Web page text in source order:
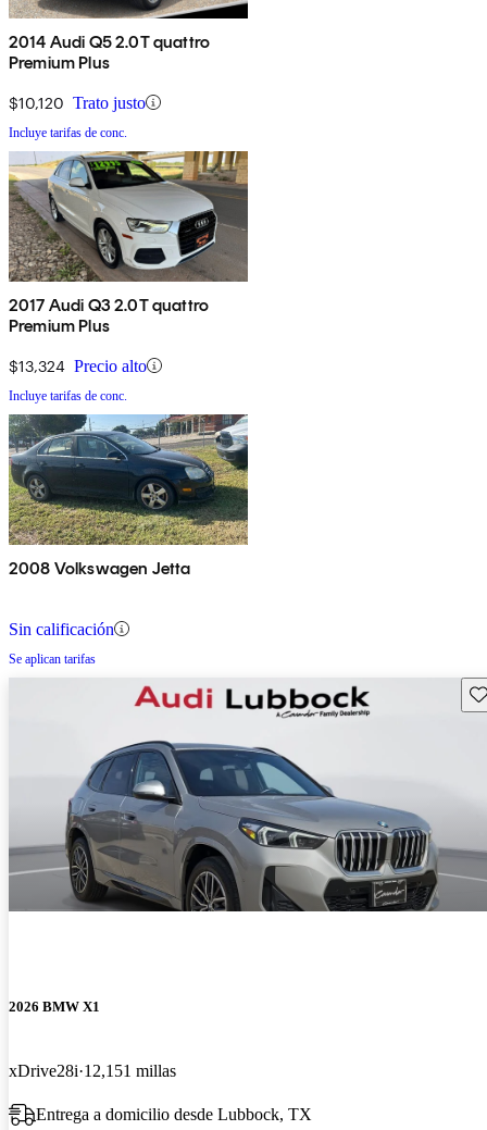
2014 Audi Q5 2.0T quattro
Premium Plus
$10,120 Trato justo
Incluye tarifas de conc.
2017 Audi Q3 2.0T quattro
Premium Plus
$13,324 Precio alto
Incluye tarifas de conc.
2008 Volkswagen Jetta
Sin calificación
Se aplican tarifas
2026 BMW X1
xDrive28i 12,151 millas
Entrega a domicilio desde Lubbock, TX